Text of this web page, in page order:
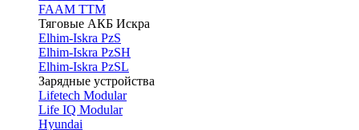
FAAM TTM
Тяговые АКБ Искра
Elhim-Iskra PzS
Elhim-Iskra PzSH
Elhim-Iskra PzSL
Зарядные устройства
Lifetech Modular
Life IQ Modular
Hyundai